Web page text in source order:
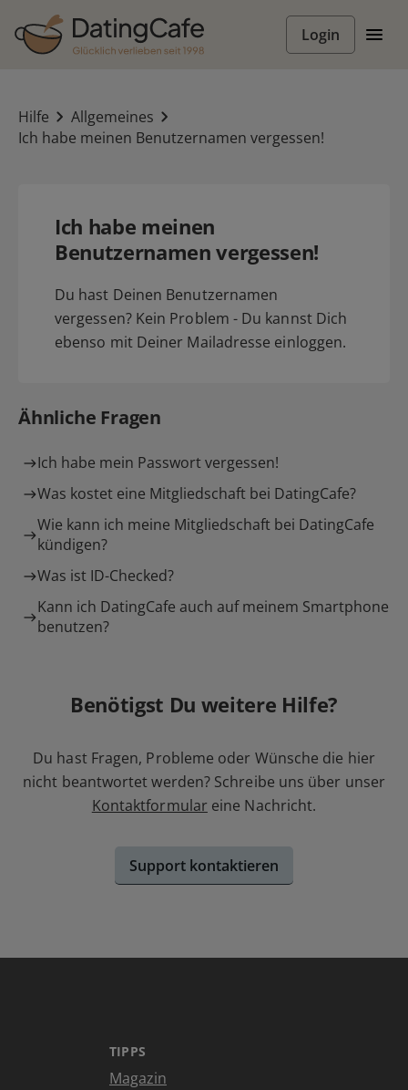
Login
Hilfe
Allgemeines
Ich habe meinen Benutzernamen vergessen!
Ich habe meinen
Benutzernamen vergessen!
Du hast Deinen Benutzernamen
vergessen? Kein Problem - Du kannst Dich
ebenso mit Deiner Mailadresse einloggen.
Ähnliche Fragen
Ich habe mein Passwort vergessen!
Was kostet eine Mitgliedschaft bei DatingCafe?
Wie kann ich meine Mitgliedschaft bei DatingCafe
kündigen?
Was ist ID-Checked?
Kann ich DatingCafe auch auf meinem Smartphone
benutzen?
Benötigst Du weitere Hilfe?
Du hast Fragen, Probleme oder Wünsche die hier
nicht beantwortet werden? Schreibe uns über unser
Kontaktformular eine Nachricht.
Support kontaktieren
TIPPS
Magazin